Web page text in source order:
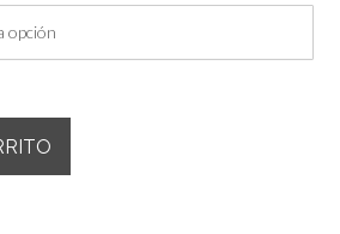
es:
€20,99.